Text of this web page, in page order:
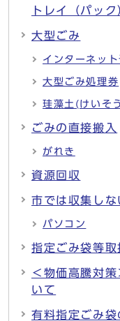
トレイ（パック
大型ごみ
インターネッ
大型ごみ処理券
珪藻土(けいそ
ごみの直接搬入
がれき
資源回収
市では収集しな
パソコン
指定ごみ袋等取
＜物価高騰対
いて
有料指定ごみ